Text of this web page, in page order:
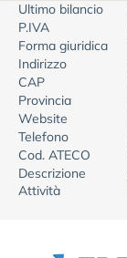
Ultimo bilancio
P.IVA
Forma giuridica
Indirizzo
CAP
Provincia
Website
Telefono
Cod. ATECO
Descrizione
Attività